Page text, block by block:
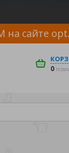
на сайте
0